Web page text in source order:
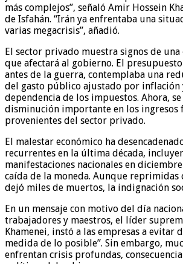
más complejos”, señaló Amir Hossein
de Isfahán. “Irán ya enfrentaba una
varias megacrisis”, añadió.
El sector privado muestra signos de
que afectará al gobierno. El
antes de la guerra, contemplaba una
del gasto público ajustado por inflación
dependencia de los impuestos. Ahora,
disminución importante en los ingresos
provenientes del sector privado.
El malestar económico ha
recurrentes en la última década,
manifestaciones nacionales en
caída de la moneda. Aunque reprimidas
dejó miles de muertos, la indignación
En un mensaje con motivo del día
trabajadores y maestros, el líder
Khamenei, instó a las empresas a evitar
medida de lo posible”. Sin embargo,
enfrentan crisis profundas,